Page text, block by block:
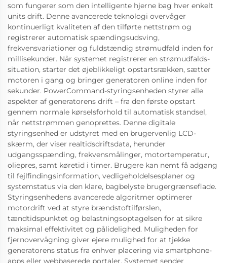
som fungerer som den intelligente hjerne bag hver enkelt
units drift. Denne avancerede teknologi overvåger
kontinuerligt kvaliteten af den tilførte nettstrøm og
registrerer automatisk spændingsudsving,
frekvensvariationer og fuldstændig strømudfald inden for
millisekunder. Når systemet registrerer en strømudfalds-
situation, starter det øjeblikkeligt opstartsrækken, sætter
motoren i gang og bringer generatoren online inden for
sekunder. PowerCommand-styringsenheden styrer alle
aspekter af generatorens drift – fra den første opstart
gennem normale kørselsforhold til automatisk standsel,
når nettstrømmen genoprettes. Denne digitale
styringsenhed er udstyret med en brugervenlig LCD-
skærm, der viser realtidsdriftsdata, herunder
udgangsspænding, frekvensmålinger, motortemperatur,
oliepres, samt køretid i timer. Brugere kan nemt få adgang
til fejlfindingsinformation, vedligeholdelsesplaner og
systemstatus via den klare, bagbelyste brugergrænseflade.
Styringsenhedens avancerede algoritmer optimerer
motordrift ved at styre brændstoftilførslen,
tændtidspunktet og belastningsoptagelsen for at sikre
maksimal effektivitet og pålidelighed. Muligheden for
fjernovervågning giver ejere mulighed for at tjekke
generatorens status fra enhver placering via smartphone-
apps eller webbaserede portaler. Systemet sender